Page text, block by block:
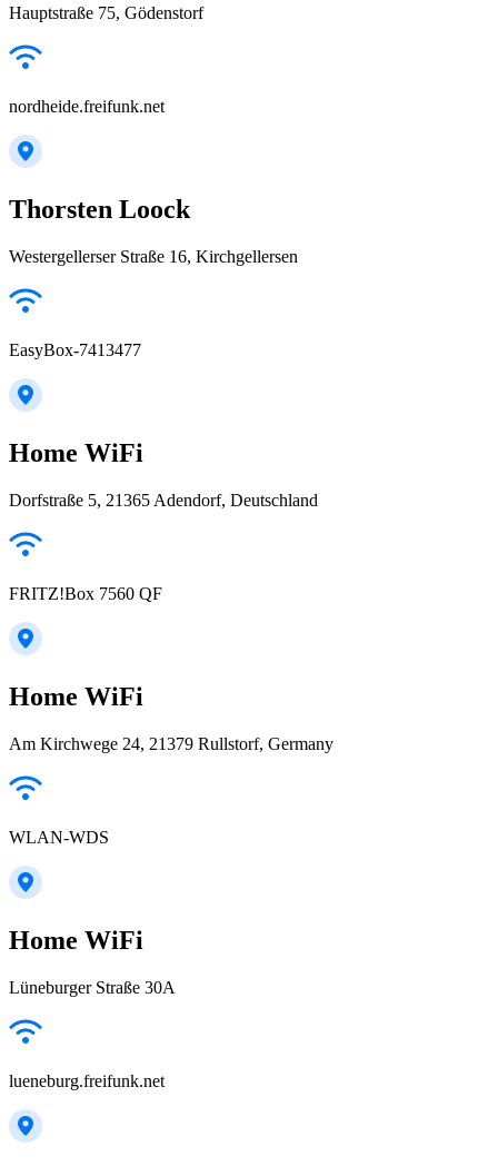
Hauptstraße 75, Gödenstorf
nordheide.freifunk.net
Thorsten Loock
Westergellerser Straße 16, Kirchgellersen
EasyBox-7413477
Home WiFi
Dorfstraße 5, 21365 Adendorf, Deutschland
FRITZ!Box 7560 QF
Home WiFi
Am Kirchwege 24, 21379 Rullstorf, Germany
WLAN-WDS
Home WiFi
Lüneburger Straße 30A
lueneburg.freifunk.net